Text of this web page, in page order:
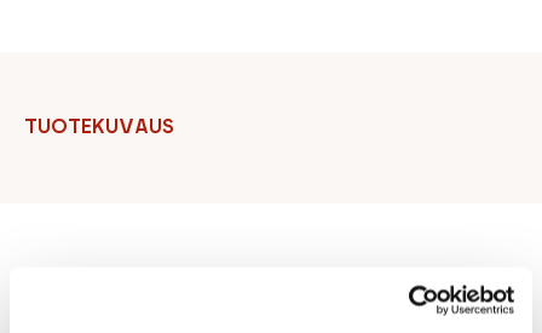
TUOTEKUVAUS
Suositeltua sinulle